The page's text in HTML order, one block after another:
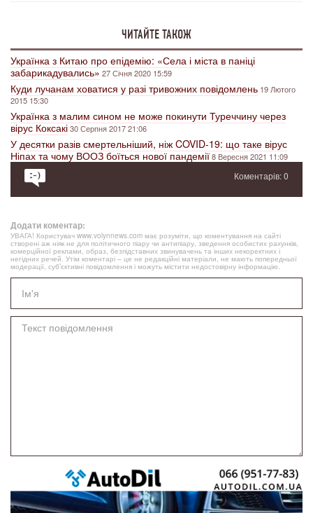
ЧИТАЙТЕ ТАКОЖ
Українка з Китаю про епідемію: «Села і міста в паніці
забарикадувались»27 Січня 2020 15:59
Куди лучанам ховатися у разі тривожних повідомлень 19 Лютого
2015 15:30
Українка з малим сином не може покинути Туреччину через
вірус Коксакі30 Серпня 2017 21:06
У десятки разів смертельніший, ніж COVID-19: що таке вірус
Ніпах та чому ВООЗ боїться нової пандемії8 Вересня 2021 11:09
Коментарів: 0
Додати коментар:
УВАГА! Користувач www.volynnews.com має розуміти, що коментування на сайті
створені аж ніяк не для політичного піару чи антипіару, зведення особистих рахунків,
комерційної реклами, образ, безпідставних звинувачень та інших некоректних і
негідних речей. Утім коментарі – це не редакційні матеріали, не мають попередньої
модерації, суб’єктивні повідомлення і можуть містити недостовірну інформацію.